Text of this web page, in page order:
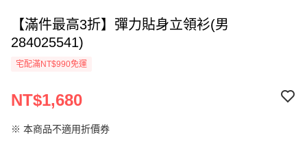
【滿件最高3折】彈力貼身立領衫(男
284025541)
宅配滿NT$990免運
NT$1,680
※ 本商品不適用折價券